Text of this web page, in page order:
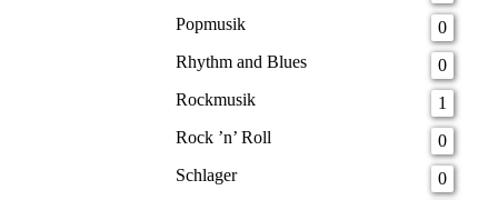
Popmusik
0
Rhythm and Blues
0
Rockmusik
1
Rock ’n’ Roll
0
Schlager
0